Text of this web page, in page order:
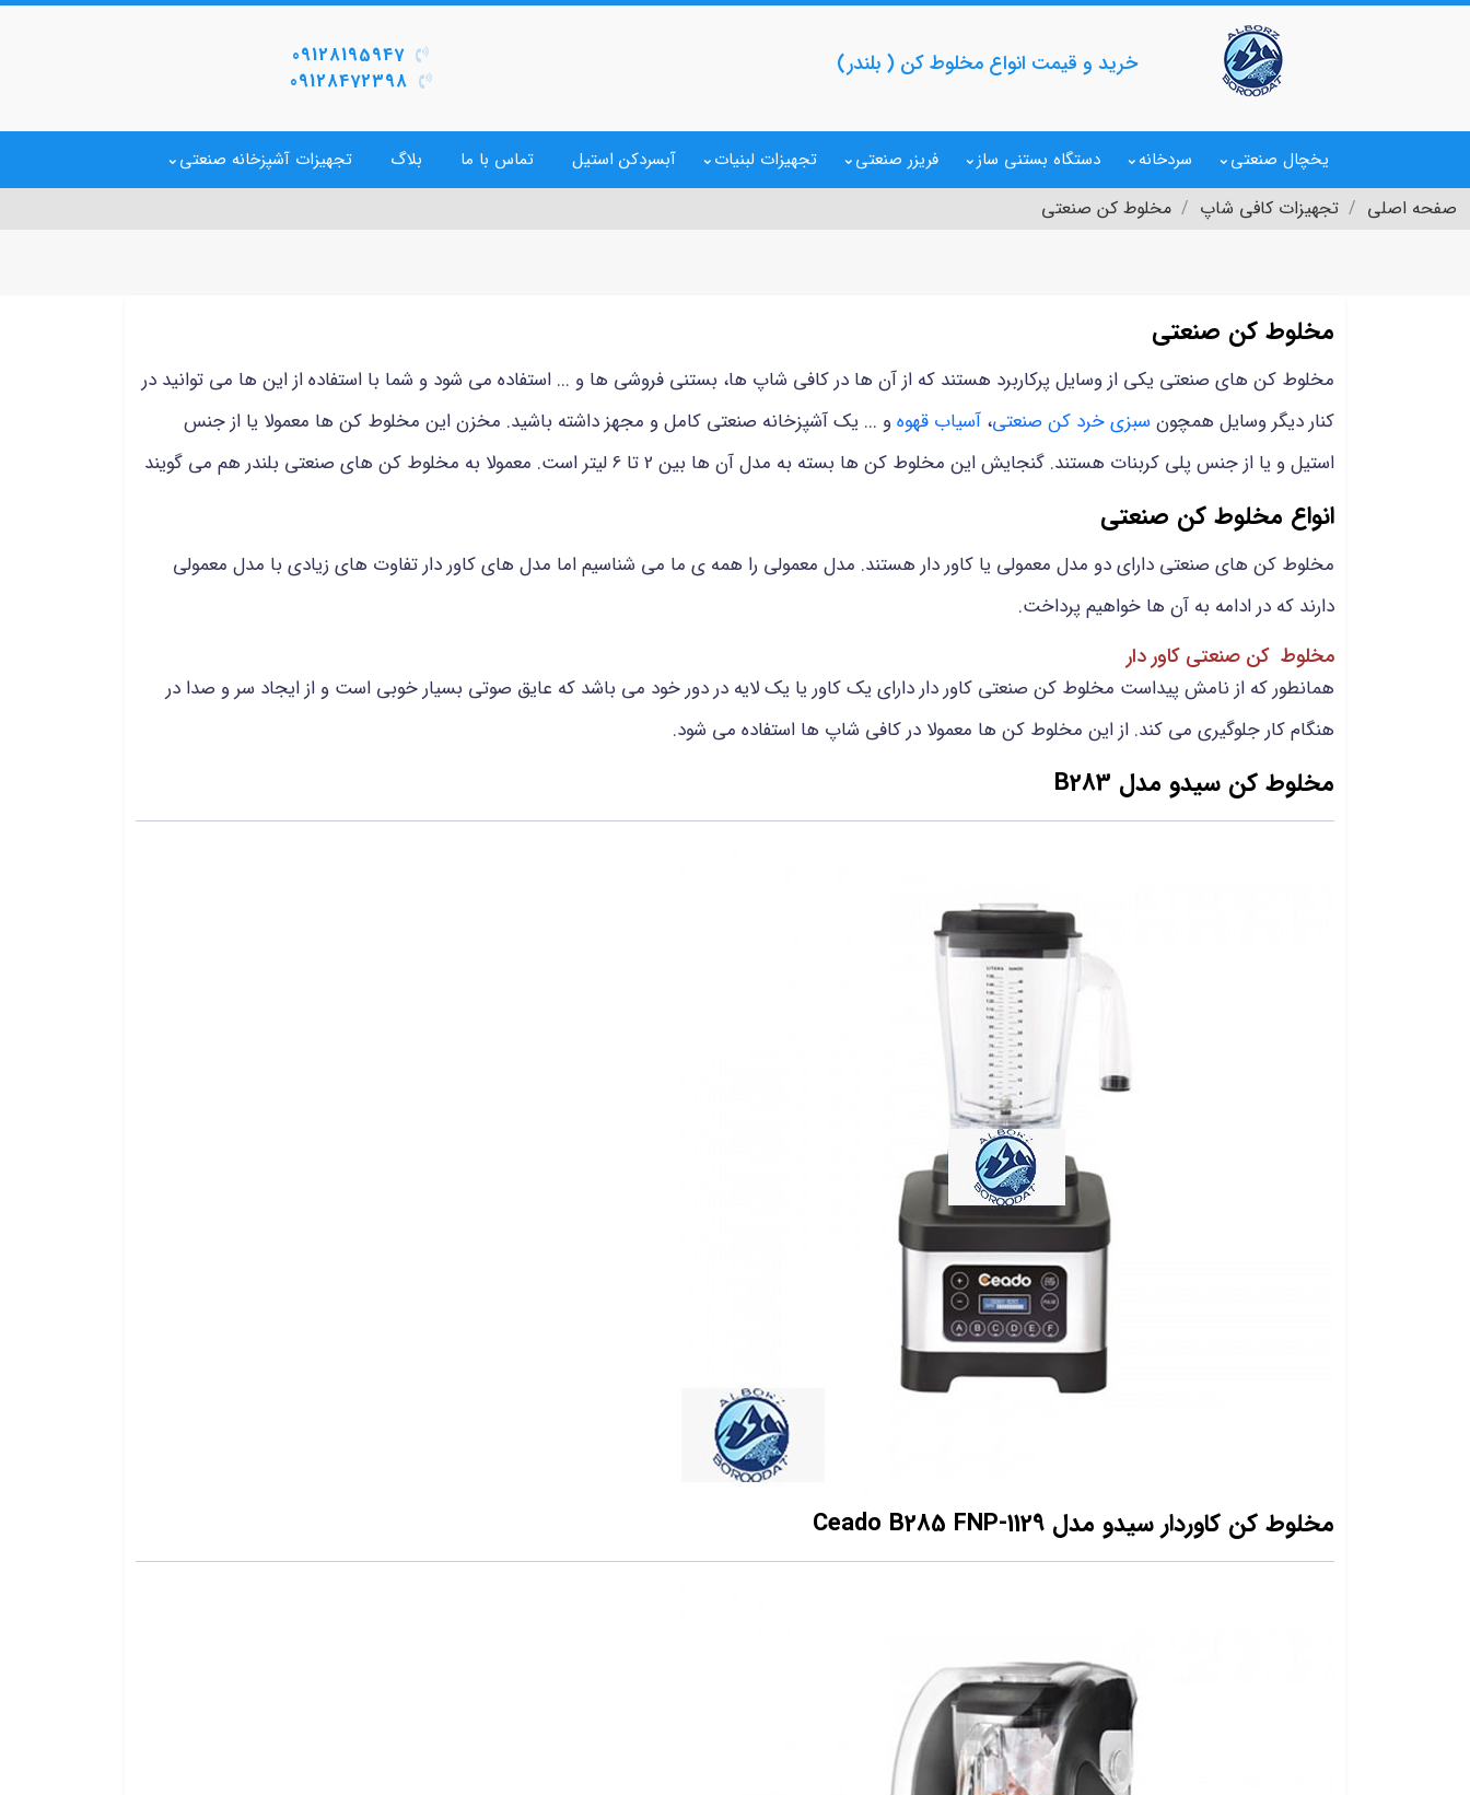
خرید و قیمت انواع مخلوط کن ( بلندر)
09128195947
09128472398
یخچال صنعتی سردخانه دستگاه بستنی ساز فریزر صنعتی تجهیزات لبنیات آبسردکن استیل تماس با ما بلاگ تجهیزات آشپزخانه صنعتی
صفحه اصلی تجهیزات کافی شاپ مخلوط کن صنعتی
مخلوط کن صنعتی
مخلوط کن های صنعتی یکی از وسایل پرکاربرد هستند که از آن ها در کافی شاپ ها، بستنی فروشی ها و ... استفاده می شود و شما با استفاده از این ها می توانید در
کنار دیگر وسایل همچون سبزی خرد کن صنعتی، آسیاب قهوهو ... یک آشپزخانه صنعتی کامل و مجهز داشته باشید. مخزن این مخلوط کن ها معمولا یا از جنس
استیل و یا از جنس پلی کربنات هستند. گنجایش این مخلوط کن ها بسته به مدل آن ها بین 2 تا 6 لیتر است. معمولا به مخلوط کن های صنعتی بلندر هم می گویند
انواع مخلوط کن صنعتی
مخلوط کن های صنعتی دارای دو مدل معمولی یا کاور دار هستند. مدل معمولی را همه ی ما می شناسیم اما مدل های کاور دار تفاوت های زیادی با مدل معمولی
دارند که در ادامه به آن ها خواهیم پرداخت.
مخلوط کن صنعتی کاور دار
همانطور که از نامش پیداست مخلوط کن صنعتی کاور دار دارای یک کاور یا یک لایه در دور خود می باشد که عایق صوتی بسیار خوبی است و از ایجاد سر و صدا در
هنگام کار جلوگیری می کند. از این مخلوط کن ها معمولا در کافی شاپ ها استفاده می شود.
مخلوط کن سیدو مدل B283
مخلوط کن کاوردار سیدو مدل Ceado B285 FNP-1129